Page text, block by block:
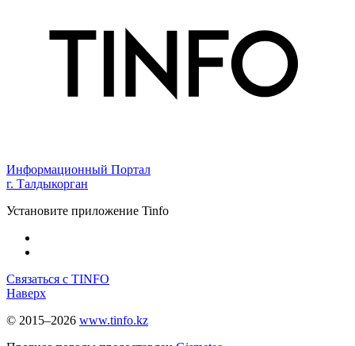
Информационный Портал
г. Талдыкорган
Установите приложение Tinfo
Связаться с TINFO
Наверх
© 2015–2026 www.tinfo.kz